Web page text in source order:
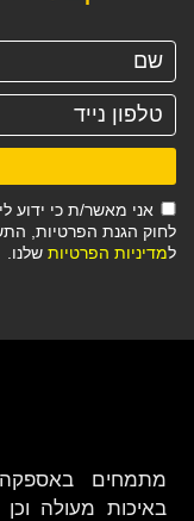
אני מאשר/ת כי ידוע
למדיניות הפרטיות שלנו.
מתמחים באספקה
באיכות מעולה